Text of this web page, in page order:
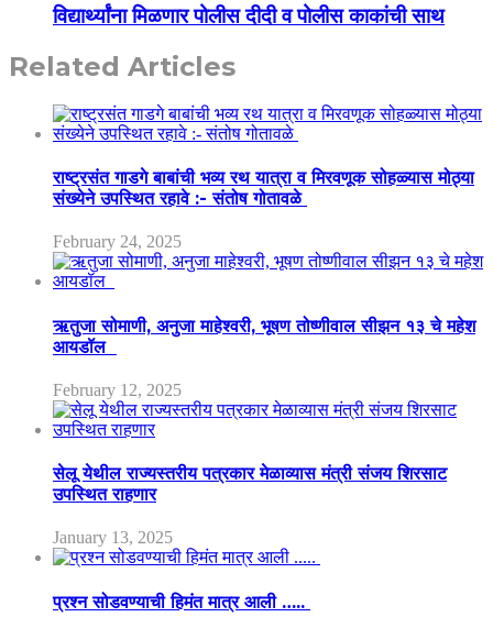
विद्यार्थ्यांना मिळणार पोलीस दीदी व पोलीस काकांची साथ
Related Articles
राष्ट्रसंत गाडगे बाबांची भव्य रथ यात्रा व मिरवणूक सोहळ्यास मोठ्या
संख्येने उपस्थित रहावे :- संतोष गोतावळे
February 24, 2025
ऋतुजा सोमाणी, अनुजा माहेश्वरी, भूषण तोष्णीवाल सीझन १३ चे महेश
आयडॉल
February 12, 2025
सेलू येथील राज्यस्तरीय पत्रकार मेळाव्यास मंत्री संजय शिरसाट
उपस्थित राहणार
January 13, 2025
प्रश्न सोडवण्याची हिमंत मात्र आली …..